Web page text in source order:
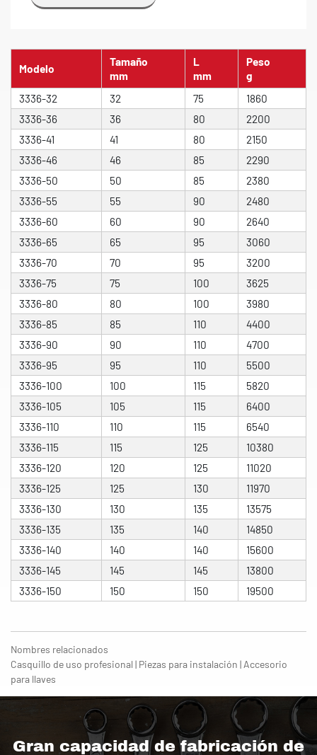
Modelo
Tamaño
mm
L
mm
Peso
g
3336-32
32 75
1860
3336-36
36 80
2200
3336-41
41 80
2150
3336-46
46 85
2290
3336-50
50 85
2380
3336-55
55 90
2480
3336-60
60 90
2640
3336-65
65 95
3060
3336-70
70 95
3200
3336-75
75 100
3625
3336-80
80 100
3980
3336-85
85 110
4400
3336-90
90 110
4700
3336-95
95 110
5500
3336-100
100 115
5820
3336-105
105 115
6400
3336-110
110 115
6540
3336-115
115 125
10380
3336-120
120 125
11020
3336-125
125 130
11970
3336-130
130 135
13575
3336-135
135 140
14850
3336-140
140 140
15600
3336-145
145 145
13800
3336-150
150 150 19500
Nombres relacionados
Casquillo de uso profesional | Piezas para instalación | Accesorio
para llaves
Gran capacidad de fabricación de